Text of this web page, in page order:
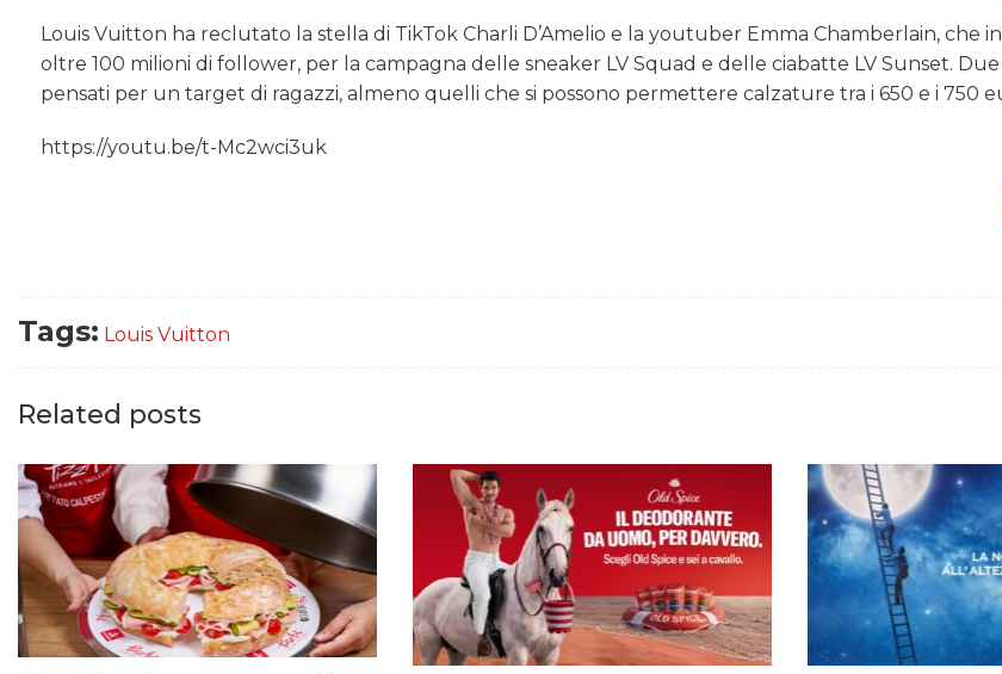
RICERCHE
Louis Vuitton ha reclutato la stella di TikTok Charli D’Amelio e la youtuber Emma Chamberlain, che
oltre 100 milioni di follower, per la campagna delle sneaker LV Squad e delle ciabatte LV Sunset.
pensati per un target di ragazzi, almeno quelli che si possono permettere calzature tra i 650 e i 750
https://youtu.be/t-Mc2wci3uk
Tags: Louis Vuitton
Related posts